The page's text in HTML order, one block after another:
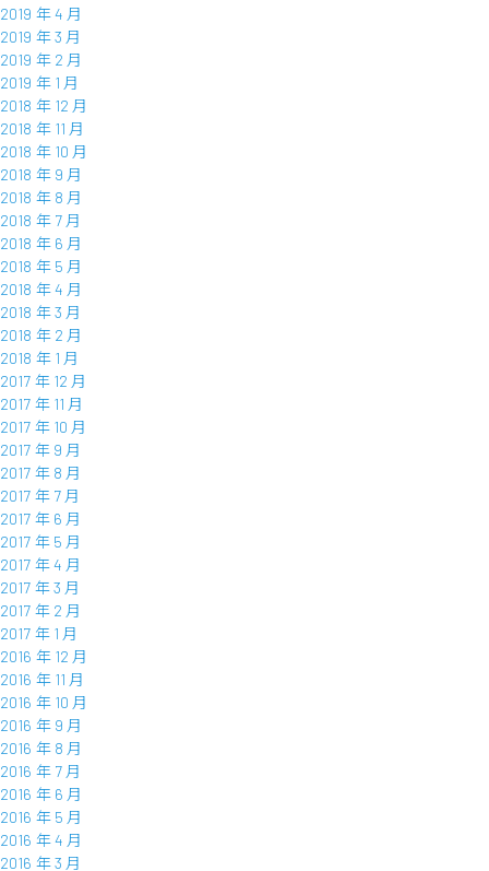
2019 年 4 月
2019 年 3 月
2019 年 2 月
2019 年 1 月
2018 年 12 月
2018 年 11 月
2018 年 10 月
2018 年 9 月
2018 年 8 月
2018 年 7 月
2018 年 6 月
2018 年 5 月
2018 年 4 月
2018 年 3 月
2018 年 2 月
2018 年 1 月
2017 年 12 月
2017 年 11 月
2017 年 10 月
2017 年 9 月
2017 年 8 月
2017 年 7 月
2017 年 6 月
2017 年 5 月
2017 年 4 月
2017 年 3 月
2017 年 2 月
2017 年 1 月
2016 年 12 月
2016 年 11 月
2016 年 10 月
2016 年 9 月
2016 年 8 月
2016 年 7 月
2016 年 6 月
2016 年 5 月
2016 年 4 月
2016 年 3 月